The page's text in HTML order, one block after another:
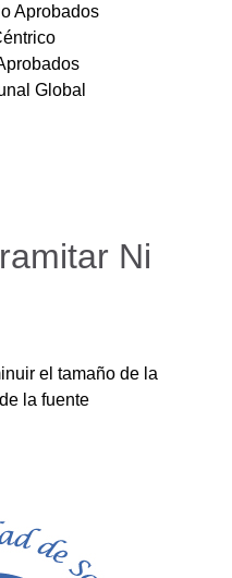
Aprobados
Global
Ni
el tamaño de la
la fuente